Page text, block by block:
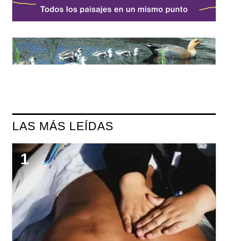
LAS MÁS LEÍDAS